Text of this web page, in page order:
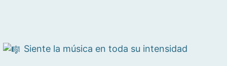
Siente la música en toda su intensidad